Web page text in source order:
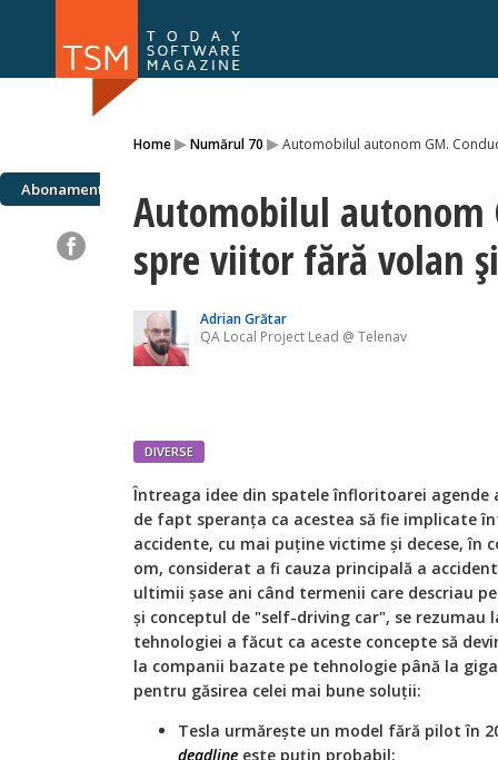
Home▸Numărul 70 ▸Automobilul autonom GM.
Abonamente
Automobilul autonom
spre viitor fără volan
Adrian Grătar
QA Local Project Lead @ Telenav
DIVERSE
Întreaga idee din spatele înfloritoarei
de fapt speranța ca acestea să fie implicate
accidente, cu mai puține victime și decese, în
om, considerat a fi cauza principală a
ultimii șase ani când termenii care descriau
și conceptul de "self-driving car", se
tehnologiei a făcut ca aceste concepte să
la companii bazate pe tehnologie până la
pentru găsirea celei mai bune soluții:
Tesla urmărește un model fără pilot în
deadline este puțin probabil;